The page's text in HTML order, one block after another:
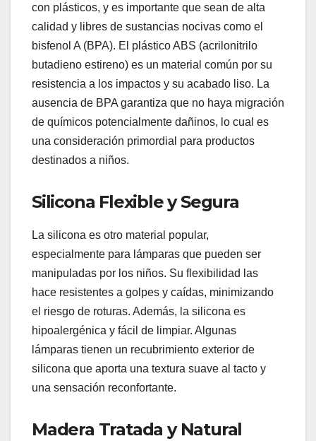
con plásticos, y es importante que sean de alta
calidad y libres de sustancias nocivas como el
bisfenol A (BPA). El plástico ABS (acrilonitrilo
butadieno estireno) es un material común por su
resistencia a los impactos y su acabado liso. La
ausencia de BPA garantiza que no haya migración
de químicos potencialmente dañinos, lo cual es
una consideración primordial para productos
destinados a niños.
Silicona Flexible y Segura
La silicona es otro material popular,
especialmente para lámparas que pueden ser
manipuladas por los niños. Su flexibilidad las
hace resistentes a golpes y caídas, minimizando
el riesgo de roturas. Además, la silicona es
hipoalergénica y fácil de limpiar. Algunas
lámparas tienen un recubrimiento exterior de
silicona que aporta una textura suave al tacto y
una sensación reconfortante.
Madera Tratada y Natural